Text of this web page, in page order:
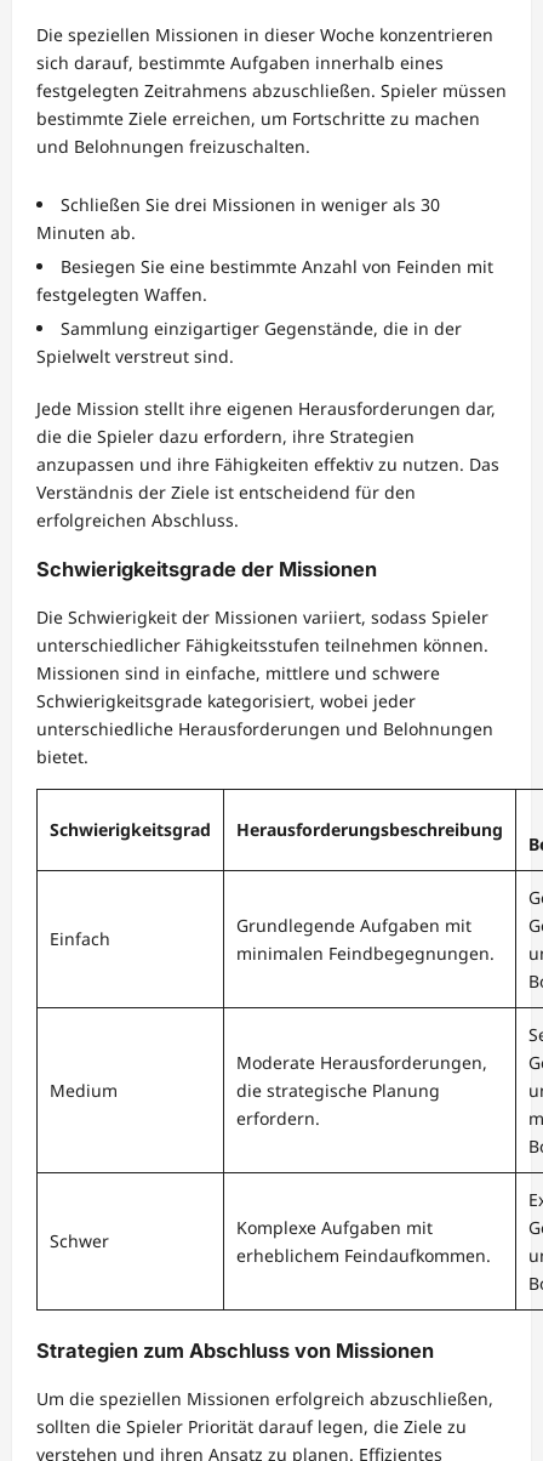
Die speziellen Missionen in dieser Woche konzentrieren
sich darauf, bestimmte Aufgaben innerhalb eines
festgelegten Zeitrahmens abzuschließen. Spieler müssen
bestimmte Ziele erreichen, um Fortschritte zu machen
und Belohnungen freizuschalten.
Schließen Sie drei Missionen in weniger als 30
Minuten ab.
Besiegen Sie eine bestimmte Anzahl von Feinden mit
festgelegten Waffen.
Sammlung einzigartiger Gegenstände, die in der
Spielwelt verstreut sind.
Jede Mission stellt ihre eigenen Herausforderungen dar,
die die Spieler dazu erfordern, ihre Strategien
anzupassen und ihre Fähigkeiten effektiv zu nutzen. Das
Verständnis der Ziele ist entscheidend für den
erfolgreichen Abschluss.
Schwierigkeitsgrade der Missionen
Die Schwierigkeit der Missionen variiert, sodass Spieler
unterschiedlicher Fähigkeitsstufen teilnehmen können.
Missionen sind in einfache, mittlere und schwere
Schwierigkeitsgrade kategorisiert, wobei jeder
unterschiedliche Herausforderungen und Belohnungen
bietet.
Schwierigkeitsgrad Herausforderungsbeschreibung
Einfach
Grundlegende Aufgaben mit
minimalen Feindbegegnungen.
Medium
Moderate Herausforderungen,
die strategische Planung
erfordern.
Schwer
Komplexe Aufgaben mit
erheblichem Feindaufkommen.
Strategien zum Abschluss von Missionen
Um die speziellen Missionen erfolgreich abzuschließen,
sollten die Spieler Priorität darauf legen, die Ziele zu
verstehen und ihren Ansatz zu planen. Effizientes